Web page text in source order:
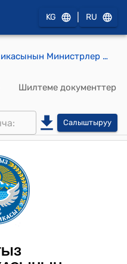
KG RU
Кыргыз Республикасынын Министрлер Кабинетинин 2023-жылдын 18-сентябрындагы № 480 "Экстремисттик ишке каршы аракеттенүү боюнча ведомстволор аралык комиссиянын айрым маселелери жөнүндө" токтому
Шилтеме документтер
Салыштыруу